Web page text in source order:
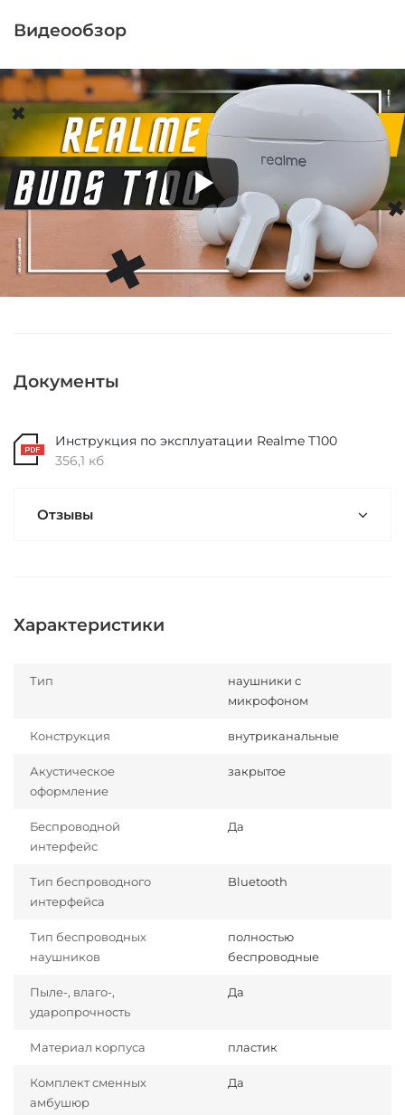
Видеообзор
Документы
Инструкция по эксплуатации Realme T100
356,1 кб
Отзывы
Характеристики
Тип
наушники с
микрофоном
Конструкция внутриканальные
Акустическое
оформление
закрытое
Беспроводной
интерфейс
Да
Тип беспроводного
интерфейса
Bluetooth
Тип беспроводных
наушников
полностью
беспроводные
Пыле-, влаго-,
ударопрочность
Да
Материал корпуса пластик
Комплект сменных
амбушюр
Да